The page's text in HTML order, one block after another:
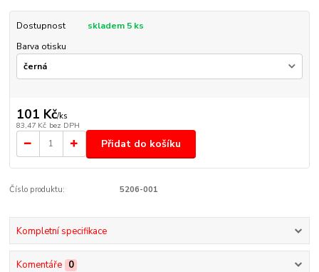
Dostupnost
skladem 5 ks
Barva otisku
101 Kč/ks
83,47 Kč bez DPH
Přidat do košíku
Číslo produktu: 5206-001
Kompletní specifikace
Komentáře 0